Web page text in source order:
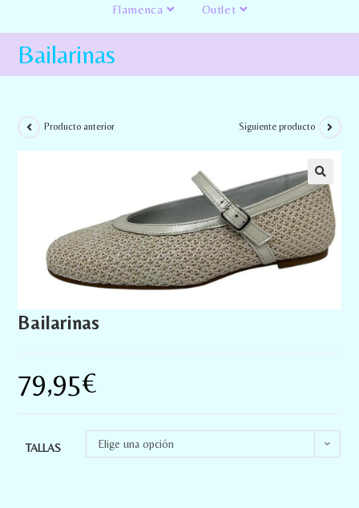
Flamenca Outlet
Bailarinas
Producto anterior Siguiente producto
Bailarinas
79,95€
TALLAS Elige una opción